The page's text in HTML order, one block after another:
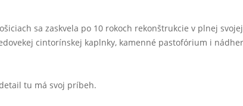
sa zaskvela po 10 rokoch rekonštrukcie v plnej
cintorínskej kaplnky, kamenné pastofórium i
tu má svoj príbeh.